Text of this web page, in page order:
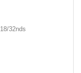
18/32nds